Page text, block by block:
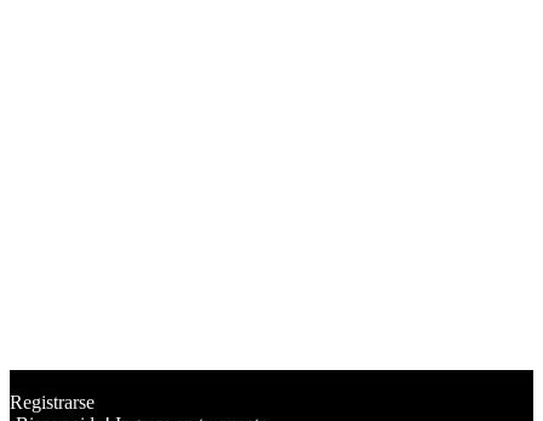
Registrarse